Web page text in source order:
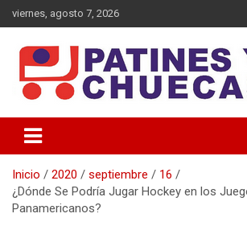
Saltar
al
viernes, agosto 7, 2026
Patines y Chuecas
Inicio 2020 septiembre
16
¿Dónde Se Podría Jugar Hockey en los
Panamericanos?